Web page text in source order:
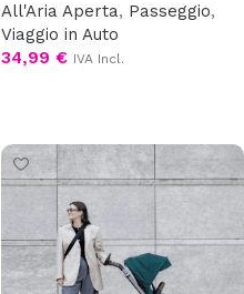
All'Aria Aperta, Passeggio,
Viaggio in Auto
34,99 € IVA Incl.